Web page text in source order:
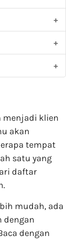
menjadi klien
akan
tempat
satu yang
daftar
mudah, ada
dengan
dengan